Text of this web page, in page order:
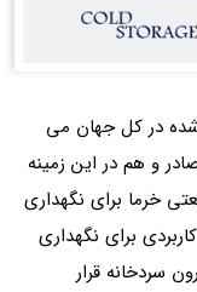
شده در کل جهان می‌
و هم در این زمینه
خرما برای نگهداری
برای نگهداری
سردخانه قرار